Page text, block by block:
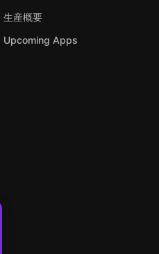
生産概要
Upcoming Apps